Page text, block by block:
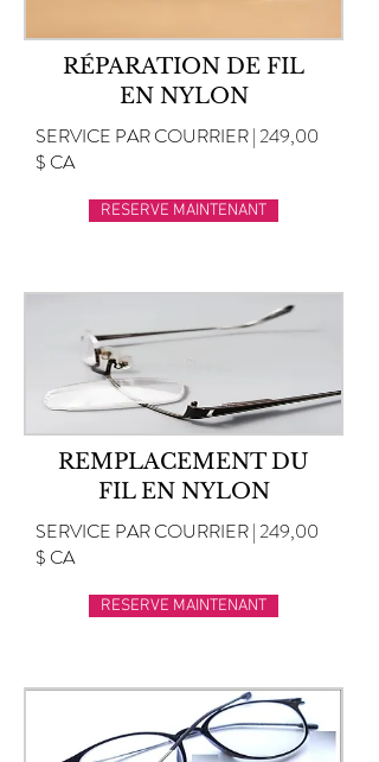
RÉPARATION DE FIL
EN NYLON
SERVICE PAR COURRIER | 249,00
$ CA
RESERVE MAINTENANT
REMPLACEMENT DU
FIL EN NYLON
SERVICE PAR COURRIER | 249,00
$ CA
RESERVE MAINTENANT